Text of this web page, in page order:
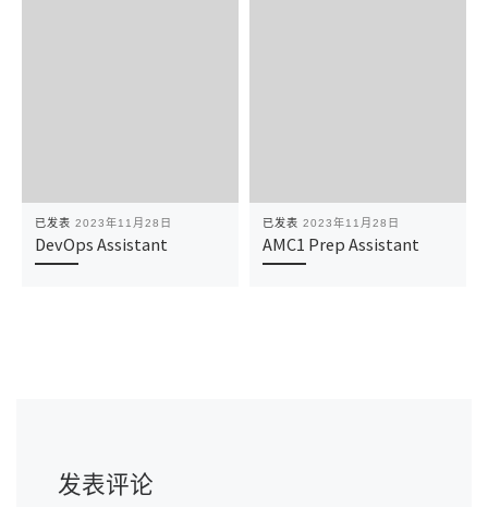
已发表 2023年11月28日
DevOps Assistant
已发表 2023年11月28日
AMC1 Prep Assistant
发表评论